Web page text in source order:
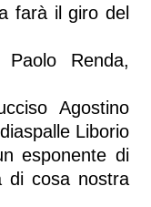
farà il giro del
Renda,
Agostino
Liborio
esponente di
di cosa nostra